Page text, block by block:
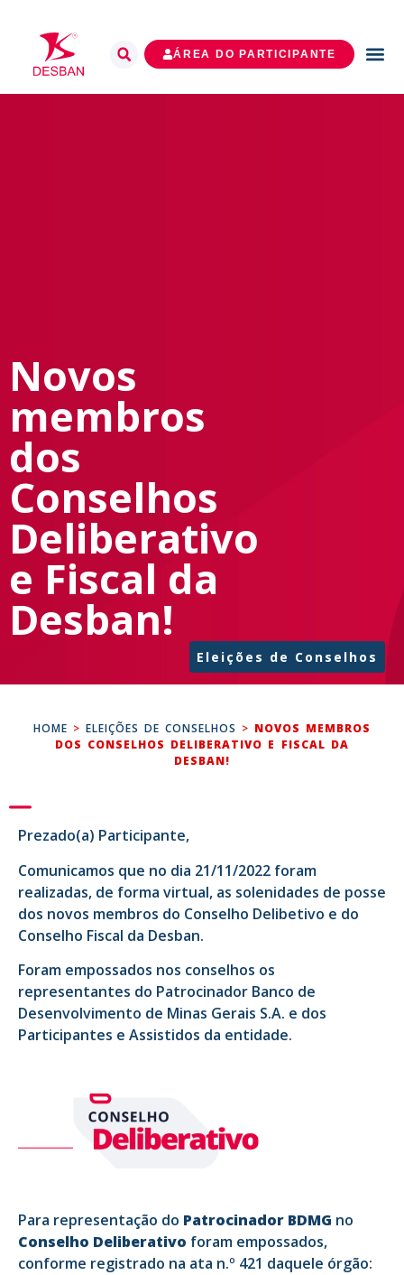
ÁREA DO PARTICIPANTE
Novos
membros
dos
Conselhos
Deliberativo
e Fiscal da
Desban!
Eleições de Conselhos
HOME > ELEIÇÕES DE CONSELHOS > NOVOS MEMBROS
DOS CONSELHOS DELIBERATIVO E FISCAL DA
DESBAN!
Prezado(a) Participante,
Comunicamos que no dia 21/11/2022 foram
realizadas, de forma virtual, as solenidades de posse
dos novos membros do Conselho Delibetivo e do
Conselho Fiscal da Desban.
Foram empossados nos conselhos os
representantes do Patrocinador Banco de
Desenvolvimento de Minas Gerais S.A. e dos
Participantes e Assistidos da entidade.
Para representação do Patrocinador BDMG no
Conselho Deliberativo foram empossados,
conforme registrado na ata n.º 421 daquele órgão: